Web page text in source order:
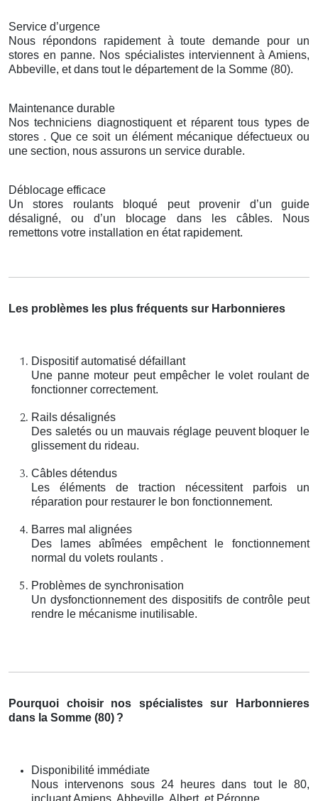
Service d’urgence
Nous répondons rapidement à toute demande pour un
stores en panne. Nos spécialistes interviennent à Amiens,
Abbeville, et dans tout le département de la Somme (80).
Maintenance durable
Nos techniciens diagnostiquent et réparent tous types de
stores . Que ce soit un élément mécanique défectueux ou
une section, nous assurons un service durable.
Déblocage efficace
Un stores roulants bloqué peut provenir d’un guide
désaligné, ou d’un blocage dans les câbles. Nous
remettons votre installation en état rapidement.
Les problèmes les plus fréquents sur Harbonnieres
Dispositif automatisé défaillant
Une panne moteur peut empêcher le volet roulant de
fonctionner correctement.
Rails désalignés
Des saletés ou un mauvais réglage peuvent bloquer le
glissement du rideau.
Câbles détendus
Les éléments de traction nécessitent parfois un
réparation pour restaurer le bon fonctionnement.
Barres mal alignées
Des lames abîmées empêchent le fonctionnement
normal du volets roulants .
Problèmes de synchronisation
Un dysfonctionnement des dispositifs de contrôle peut
rendre le mécanisme inutilisable.
Pourquoi choisir nos spécialistes sur Harbonnieres
dans la Somme (80) ?
Disponibilité immédiate
Nous intervenons sous 24 heures dans tout le 80,
incluant Amiens, Abbeville, Albert, et Péronne.